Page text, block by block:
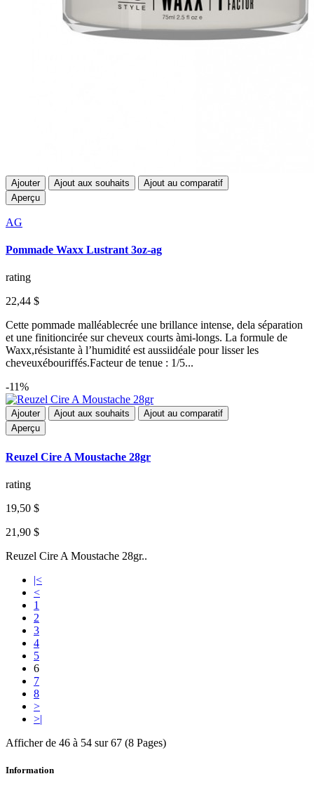
Ajouter Ajout aux souhaits
Ajout au comparatif
Aperçu
AG
Pommade Waxx Lustrant 3oz-ag
rating
22,44 $
Cette pommade malléablecrée une brillance intense, dela séparation
et une finitioncirée sur cheveux courts àmi-longs. La formule de
Waxx,résistante à l’humidité est aussiidéale pour lisser les
cheveuxébouriffés.Facteur de tenue : 1/5...
-11%
Ajouter Ajout aux souhaits
Ajout au comparatif
Aperçu
Reuzel Cire A Moustache 28gr
rating
19,50 $
21,90 $
Reuzel Cire A Moustache 28gr..
|<
<
1
2
3
4
5
6
7
8
>
>|
Afficher de 46 à 54 sur 67 (8 Pages)
Information